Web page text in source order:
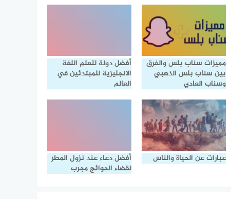
مميزات سناب بلس والفرق
بين سناب بلس الذهبي
وسناب العادي
أفضل دولة لتعلم اللغة
الانجليزية للمبتدئين في
العالم
عبارات عن الحياة والناس
أفضل دعاء عند نزول المطر
لقضاء الحوائج مجرب